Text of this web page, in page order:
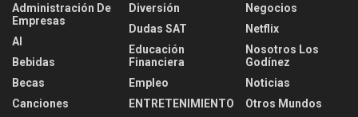
Administración De
Empresas
AI
Bebidas
Becas
Canciones
Diversión
Dudas SAT
Educación
Financiera
Empleo
ENTRETENIMIENTO
Negocios
Netflix
Nosotros Los
Godínez
Noticias
Otros Mundos